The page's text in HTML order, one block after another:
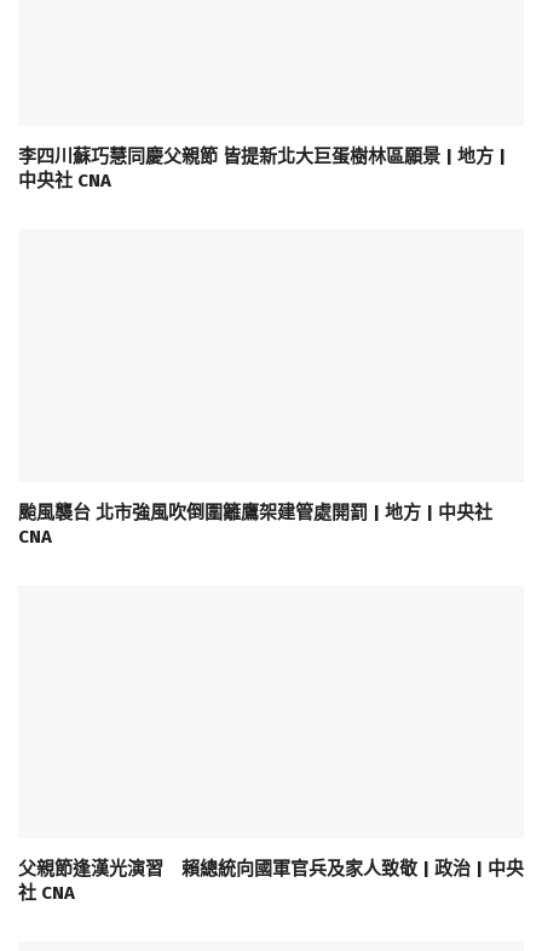
李四川蘇巧慧同慶父親節 皆提新北大巨蛋樹林區願景 | 地方 |
中央社 CNA
颱風襲台 北市強風吹倒圍籬鷹架建管處開罰 | 地方 | 中央社
CNA
父親節逢漢光演習 賴總統向國軍官兵及家人致敬 | 政治 | 中央
社 CNA